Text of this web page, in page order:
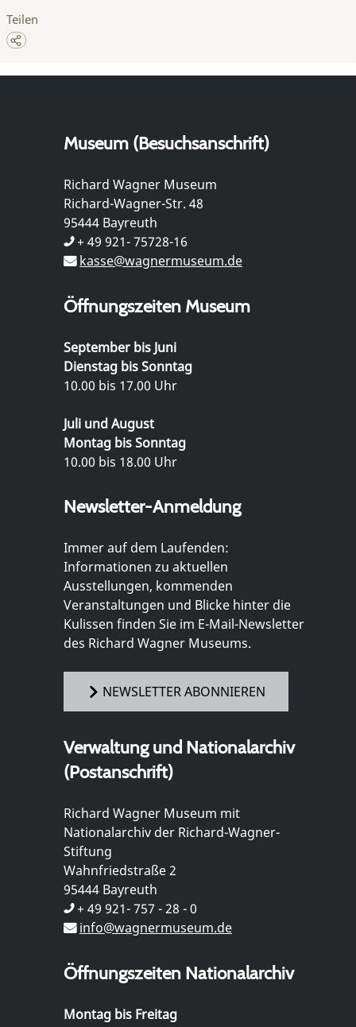
Teilen
Museum (Besuchsanschrift)
Richard Wagner Museum
Richard-Wagner-Str. 48
95444 Bayreuth
+ 49 921- 75728-16
kasse@wagnermuseum.de
Öffnungszeiten Museum
September bis Juni
Dienstag bis Sonntag
10.00 bis 17.00 Uhr
Juli und August
Montag bis Sonntag
10.00 bis 18.00 Uhr
Newsletter-Anmeldung
Immer auf dem Laufenden:
Informationen zu aktuellen
Ausstellungen, kommenden
Veranstaltungen und Blicke hinter die
Kulissen finden Sie im E-Mail-Newsletter
des Richard Wagner Museums.
NEWSLETTER ABONNIEREN
Verwaltung und Nationalarchiv
(Postanschrift)
Richard Wagner Museum mit
Nationalarchiv der Richard-Wagner-
Stiftung
Wahnfriedstraße 2
95444 Bayreuth
+ 49 921- 757 - 28 - 0
info@wagnermuseum.de
Öffnungszeiten Nationalarchiv
Montag bis Freitag